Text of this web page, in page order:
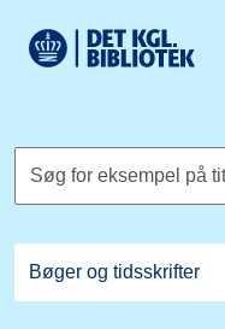
Det Kongelige
Søg for eksempel på